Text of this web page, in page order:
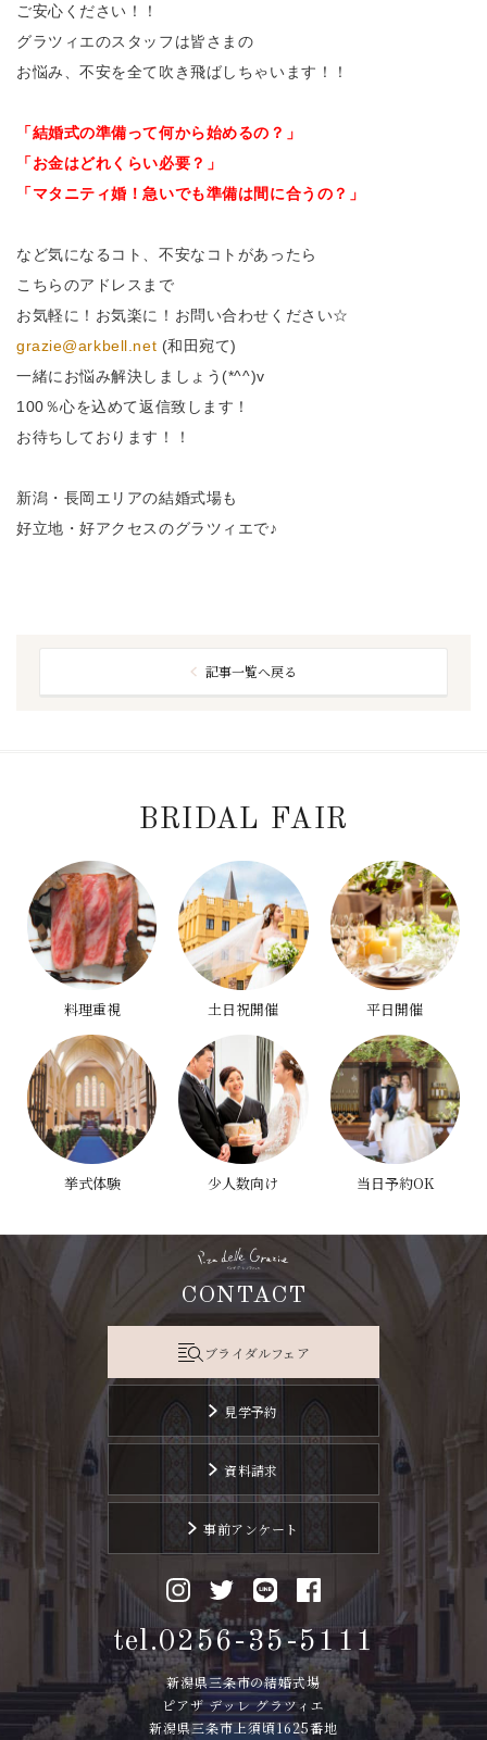
ご安心ください！！
グラツィエのスタッフは皆さまの
お悩み、不安を全て吹き飛ばしちゃいます！！
「結婚式の準備って何から始めるの？」
「お金はどれくらい必要？」
「マタニティ婚！急いでも準備は間に合うの？」
など気になるコト、不安なコトがあったら
こちらのアドレスまで
お気軽に！お気楽に！お問い合わせください☆
grazie@arkbell.net (和田宛て)
一緒にお悩み解決しましょう(*^^)v
100％心を込めて返信致します！
お待ちしております！！
新潟・長岡エリアの結婚式場も
好立地・好アクセスのグラツィエで♪
記事一覧へ戻る
BRIDAL FAIR
料理重視 土日祝開催 平日開催
挙式体験 少人数向け 当日予約OK
CONTACT
ブライダルフェア
見学予約
資料請求
事前アンケート
tel.0256-35-5111
新潟県三条市の結婚式場
ピアザ デッレ グラツィエ
新潟県三条市上須頃1625番地